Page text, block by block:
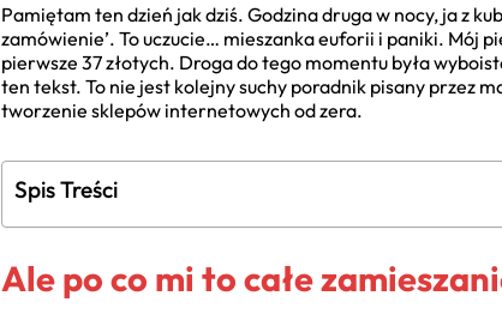
Pamiętam ten dzień jak dziś. Godzina druga w nocy, ja z
zamówienie’. To uczucie… mieszanka euforii i paniki. Mój
pierwsze 37 złotych. Droga do tego momentu była
ten tekst. To nie jest kolejny suchy poradnik pisany przez
tworzenie sklepów internetowych od zera.
Spis Treści
Ale po co mi to całe